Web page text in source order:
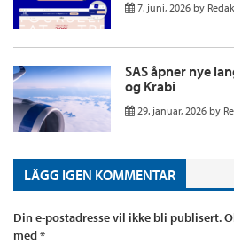
7. juni, 2026 by
SAS åpner nye
og Krabi
29. januar, 2026 by
LÄGG IGEN KOMMENTAR
Din e-postadresse vil ikke bli publisert.
med*